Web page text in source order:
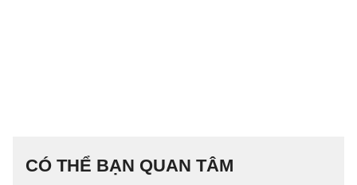
CÓ THỂ BẠN QUAN TÂM